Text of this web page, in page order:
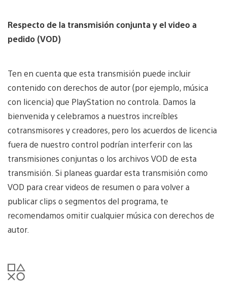
Respecto de la transmisión conjunta y el video a
pedido (VOD)
Ten en cuenta que esta transmisión puede incluir
contenido con derechos de autor (por ejemplo, música
con licencia) que PlayStation no controla. Damos la
bienvenida y celebramos a nuestros increíbles
cotransmisores y creadores, pero los acuerdos de licencia
fuera de nuestro control podrían interferir con las
transmisiones conjuntas o los archivos VOD de esta
transmisión. Si planeas guardar esta transmisión como
VOD para crear videos de resumen o para volver a
publicar clips o segmentos del programa, te
recomendamos omitir cualquier música con derechos de
autor.